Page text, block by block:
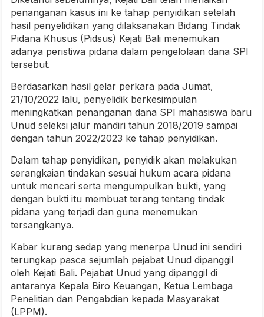
penanganan kasus ini ke tahap penyidikan setelah
hasil penyelidikan yang dilaksanakan Bidang Tindak
Pidana Khusus (Pidsus) Kejati Bali menemukan
adanya peristiwa pidana dalam pengelolaan dana SPI
tersebut.
Berdasarkan hasil gelar perkara pada Jumat,
21/10/2022 lalu, penyelidik berkesimpulan
meningkatkan penanganan dana SPI mahasiswa baru
Unud seleksi jalur mandiri tahun 2018/2019 sampai
dengan tahun 2022/2023 ke tahap penyidikan.
Dalam tahap penyidikan, penyidik akan melakukan
serangkaian tindakan sesuai hukum acara pidana
untuk mencari serta mengumpulkan bukti, yang
dengan bukti itu membuat terang tentang tindak
pidana yang terjadi dan guna menemukan
tersangkanya.
Kabar kurang sedap yang menerpa Unud ini sendiri
terungkap pasca sejumlah pejabat Unud dipanggil
oleh Kejati Bali. Pejabat Unud yang dipanggil di
antaranya Kepala Biro Keuangan, Ketua Lembaga
Penelitian dan Pengabdian kepada Masyarakat
(LPPM).